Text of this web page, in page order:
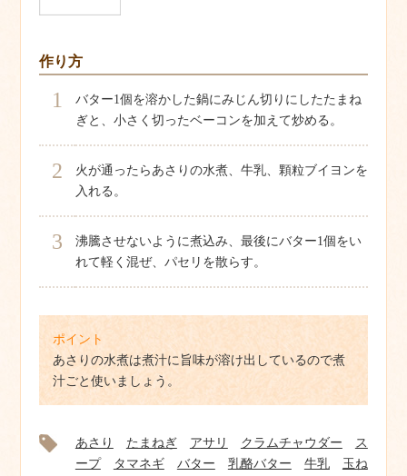
作り方
1
バター1個を溶かした鍋にみじん切りにしたたまね
ぎと、小さく切ったベーコンを加えて炒める。
2
火が通ったらあさりの水煮、牛乳、顆粒ブイヨンを
入れる。
3
沸騰させないように煮込み、最後にバター1個をい
れて軽く混ぜ、パセリを散らす。
ポイント
あさりの水煮は煮汁に旨味が溶け出しているので煮
汁ごと使いましょう。
あさり たまねぎ アサリ クラムチャウダー
ス
ープ
タマネギ バター 乳酪バター 牛乳
玉ね